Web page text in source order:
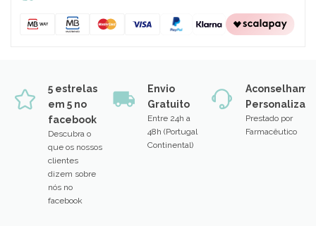
5 estrelas
em 5 no
facebook
Descubra o
que os nossos
clientes
dizem sobre
nós no
facebook
Envio
Gratuito
Entre 24h a
48h (Portugal
Continental)
Prestado por
Farmacêutico